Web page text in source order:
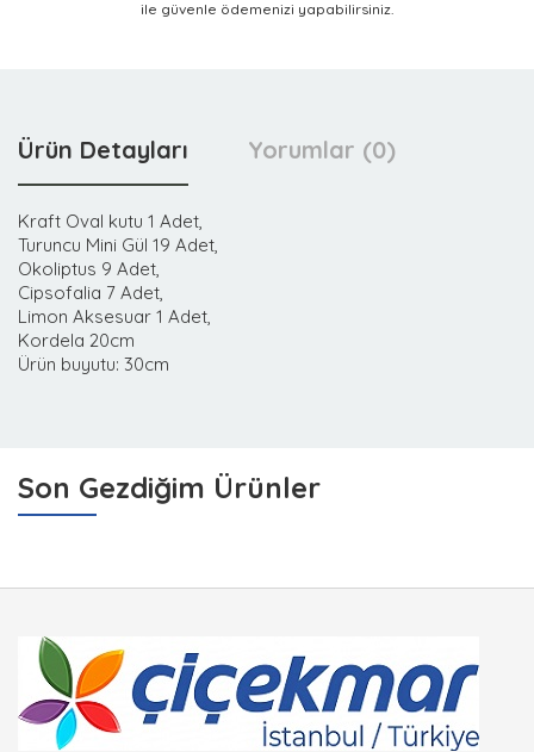
ile güvenle ödemenizi yapabilirsiniz.
Ürün Detayları Yorumlar (0)
Kraft Oval kutu 1 Adet,
Turuncu Mini Gül 19 Adet,
Okoliptus 9 Adet,
Cipsofalia 7 Adet,
Limon Aksesuar 1 Adet,
Kordela 20cm
Ürün buyutu: 30cm
Son Gezdiğim Ürünler